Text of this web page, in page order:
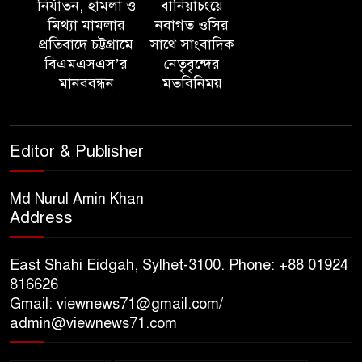
স্মৃতিস্তম্ভে পুষ্পস্তবক অর্পণের মাধ্যমে
জুলাই গণঅভ্যুত্থানের শহীদদের প্রতি
গভীর শ্রদ্ধা নিবেদন
যুক্তরাজ্যে বাংলাদেশিদের মধ্যে ৯৫
মহোদয় ৫ আগস্ট ২০২৬ খ্রিস্টাব্দ
স্মৃতিস্তম্ভে পুষ্পস্তবক অর্পণে জুলাই
গণঅভ্যুত্থানের শহীদদের প্রতি গভীর শ্রদ্ধা নিবেদন
নির্যাতন, হামলা ও
মিথ্যা মামলার
প্রতিবাদে চট্টগ্রামে
বিএমএসএস’র
মানববন্ধন
বানিয়াচংয়ে
নবাগত ওসির
সাথে সাংবাদিক
নেতৃবৃন্দের
মতবিনিময়
Editor & Publisher
Md Nurul Amin Khan
Address
East Shahi Eidgah, Sylhet-3100. Phone: +88 01924
816626
Gmail: viewnews71@gmail.com/
admin@viewnews71.com